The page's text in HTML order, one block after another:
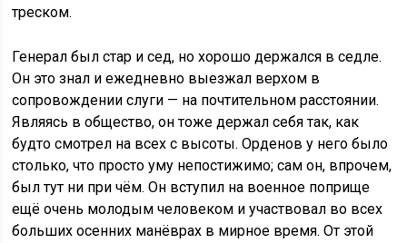
треском.
Генерал был стар и сед, но хорошо держался в седле.
Он это знал и ежедневно выезжал верхом в
сопровождении слуги — на почтительном расстоянии.
Являясь в общество, он тоже держал себя так, как
будто смотрел на всех с высоты. Орденов у него было
столько, что просто уму непостижимо; сам он, впрочем,
был тут ни при чём. Он вступил на военное поприще
ещё очень молодым человеком и участвовал во всех
больших осенних манёврах в мирное время. От этой